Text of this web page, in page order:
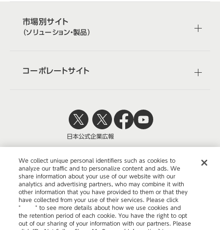
市場別サイト
（ソリューション・製品）
コーポレートサイト
株式会社オカムラ
ウェブサイトのご利用について
日本公式企業広報
We collect unique personal identifiers such as cookies to
analyze our traffic and to personalize content and ads. We
share information about your use of our website with our
analytics and advertising partners, who may combine it with
other information that you have provided to them or that they
have collected from your use of their services. Please click
"
here" to see more details about how we use cookies and
the retention period of each cookie. You have the right to opt
out of our sharing of your information with our partners. Please